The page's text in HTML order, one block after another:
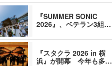
『SUMMER SONIC
2026』、ベテラン3組…
『スタクラ 2026 in 横
浜』が開幕 今年も多…